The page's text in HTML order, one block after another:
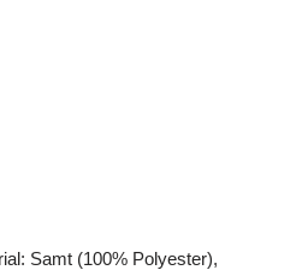
Samt (100% Polyester),